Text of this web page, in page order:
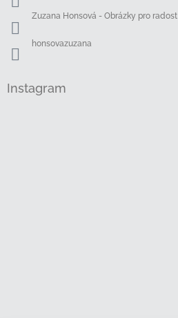
Zuzana Honsová - Obrázky pro radost
honsovazuzana
Instagram